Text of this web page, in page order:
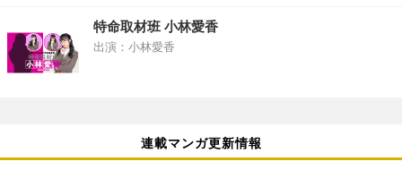
特命取材班 小林愛香
出演：小林愛香
連載マンガ更新情報